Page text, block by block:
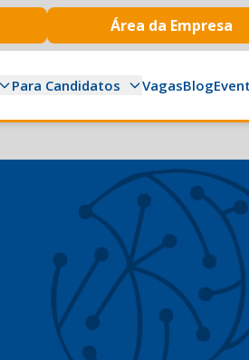
Área da Empresa
Para Candidatos VagasBlog